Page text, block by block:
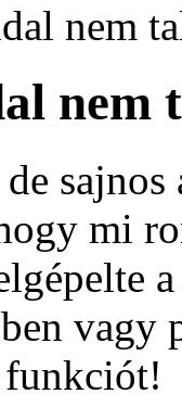
nem
nem
mi
funkciót!